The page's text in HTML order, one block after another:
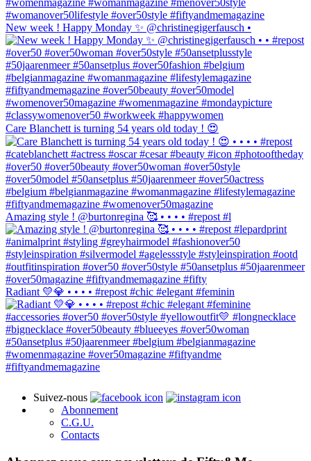
New week ! Happy Monday ✨ @christinegigerfausch •
Care Blanchett is turning 54 years old today ! 😍
Amazing style ! @burtonregina 🥰 • • • • #repost #l
Radiant 💛💎 • • • • #repost #chic #elegant #feminin
Suivez-nous
Abonnement
C.G.U.
Contacts